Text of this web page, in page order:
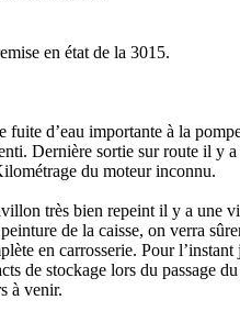
en état de la 3015.
fuite d’eau importante à la
Dernière sortie sur route il y a
du moteur inconnu.
très bien repeint il y a une
de la caisse, on verra
en carrosserie. Pour l’instant
de stockage lors du passage du
à venir.